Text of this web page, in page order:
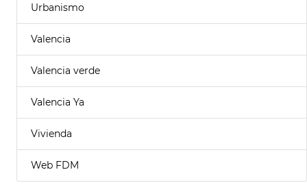
Urbanismo
Valencia
Valencia verde
Valencia Ya
Vivienda
Web FDM